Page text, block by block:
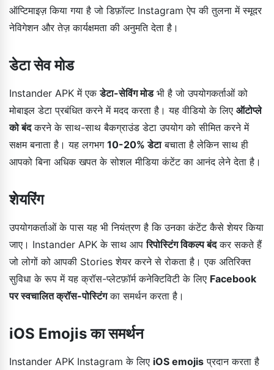
ऑप्टिमाइज़ किया गया है जो डिफ़ॉल्ट Instagram ऐप की तुलना में स्मूदर
नेविगेशन और तेज़ कार्यक्षमता की अनुमति देता है।
डेटा सेव मोड
Instander APK में एकडेटा-सेविंग मोडभी है जो उपयोगकर्ताओं को
मोबाइल डेटा प्रबंधित करने में मदद करता है। यह वीडियो के लिए ऑटोप्ले
को बंदकरने के साथ-साथ बैकग्राउंड डेटा उपयोग को सीमित करने में
सक्षम बनाता है। यह लगभग 10-20% डेटाबचाता है लेकिन साथ ही
आपको बिना अधिक खपत के सोशल मीडिया कंटेंट का आनंद लेने देता है।
शेयरिंग
उपयोगकर्ताओं के पास यह भी नियंत्रण है कि उनका कंटेंट कैसे शेयर किया
जाए। Instander APK के साथ आपरिपोस्टिंग विकल्प बंदकर सकते हैं
जो लोगों को आपकी Stories शेयर करने से रोकता है। एक अतिरिक्त
सुविधा के रूप में यह क्रॉस-प्लेटफ़ॉर्म कनेक्टिविटी के लिए Facebook
पर स्वचालित क्रॉस-पोस्टिंगका समर्थन करता है।
iOS Emojis का समर्थन
Instander APK Instagram के लिए iOS emojis प्रदान करता है